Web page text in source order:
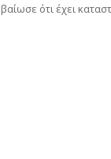
ότι έχει